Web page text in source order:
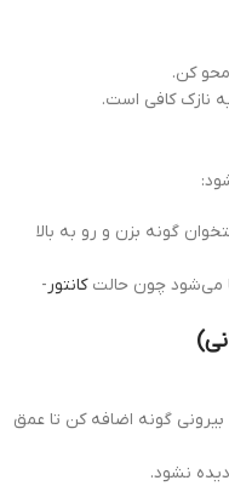
کن.
نازک کافی است.
گونه بزن و رو به بالا
کانتور -
گونه اضافه کن تا عمق
نشود.